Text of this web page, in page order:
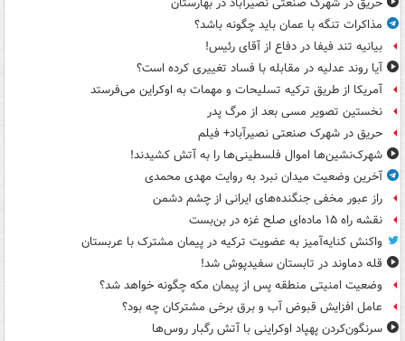
مذاکرات تنگه با عمان باید چگونه باشد؟
بیانیه تند فیفا در دفاع از آقای رئیس!
آیا روند عدلیه در مقابله با فساد تغییری کرده است؟
آمریکا از طریق ترکیه تسلیحات و مهمات به اوکراین می‌فرستد
نخستین تصویر مسی بعد از مرگ پدر
حریق در شهرک صنعتی نصیرآباد+ فیلم
شهرک‌نشین‌ها اموال فلسطینی‌ها را به آتش کشیدند!
آخرین وضعیت میدان نبرد به روایت مهدی محمدی
راز عبور مخفی جنگنده‌های ایرانی از چشم دشمن
نقشه راه ۱۵ ماده‌ای صلح غزه در بن‌بست
واکنش کنایه‌آمیز به عضویت ترکیه در پیمان مشترک با عربستان
قله دماوند در تابستان سفیدپوش شد!
وضعیت امنیتی منطقه پس از پیمان مکه چگونه خواهد شد؟
عامل افزایش قبوض آب و برق برخی مشترکان چه بود؟
سرنگون‌کردن پهپاد اوکراینی با آتش رگبار روس‌ها